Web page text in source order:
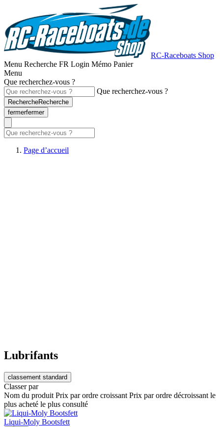
RC-Raceboats Shop
Menu Recherche FR Login Mémo Panier
Menu
Que recherchez-vous ?
Que recherchez-vous ?
RechercheRecherche
fermerfermer
Page d’accueil
Lubrifants
classement standard
Classer par
Nom du produit Prix par ordre croissant Prix par ordre décroissant le
plus acheté le plus consulté
Liqui-Moly Bootsfett